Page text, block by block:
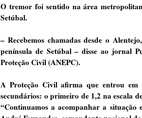
O tremor foi sentido na área
Setúbal.
– Recebemos chamadas desde o
península de Setúbal – disse ao jornal
Proteção Civil (ANEPC).
A Proteção Civil afirma que entrou em
secundários: o primeiro de 1,2 na escala
“Continuamos a acompanhar a situação